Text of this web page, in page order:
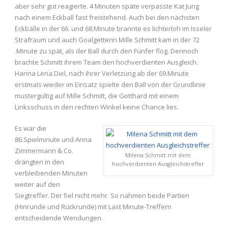
aber sehr gut reagierte. 4 Minuten späte verpasste Kat Jung
nach einem Eckball fast freistehend. Auch bei den nächsten
Eckbälle in der 66. und 68.Minute brannte es lichterloh im Isseler
Strafraum und auch Goalgetterin Mille Schmitt kam in der 72
.Minute zu spät, als der Ball durch den Fünfer flog. Dennoch
brachte Schmitt ihrem Team den hochverdienten Ausgleich.
Hanna Lena Diel, nach ihrer Verletzung ab der 69.Minute
erstmals wieder im Einsatz spielte den Ball von der Grundlinie
mustergültig auf Mille Schmitt, die Gotthard mit einem
Linksschuss in den rechten Winkel keine Chance lies.
Milena Schmitt mit dem
hochverdienten Ausgleichstreffer
Es war die
86.Spielminute und Anna
Zimmermann & Co.
drängten in den
verbleibenden Minuten
weiter auf den
Siegtreffer. Der fiel nicht mehr. So nahmen beide Partien
(Hinrunde und Rückrunde) mit Last Minute-Treffern
entscheidende Wendungen.